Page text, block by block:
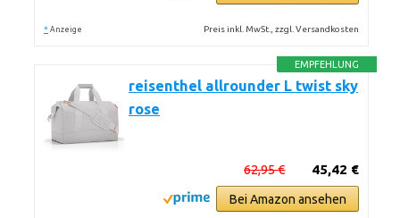
* Anzeige Preis inkl. MwSt., zzgl. Versandkosten
EMPFEHLUNG
reisenthel allrounder L twist sky
rose
45,42 €
62,95 €
Bei Amazon ansehen